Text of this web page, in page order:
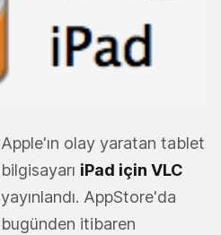
Apple'ın olay yaratan tablet
bilgisayarı iPad için VLC
yayınlandı. AppStore'da
bugünden itibaren